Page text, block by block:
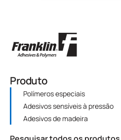
Produto
Polímeros especiais
Adesivos sensíveis à pressão
Adesivos de madeira